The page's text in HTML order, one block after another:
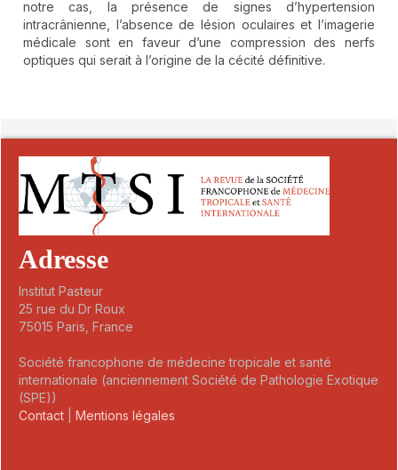
notre cas, la présence de signes d’hypertension
intracrânienne, l’absence de lésion oculaires et l’imagerie
médicale sont en faveur d’une compression des nerfs
optiques qui serait à l’origine de la cécité définitive.
Adresse
Institut Pasteur
25 rue du Dr Roux
75015 Paris, France
Société francophone de médecine tropicale et santé
internationale (anciennement Société de Pathologie Exotique
(SPE))
Contact
Mentions légales